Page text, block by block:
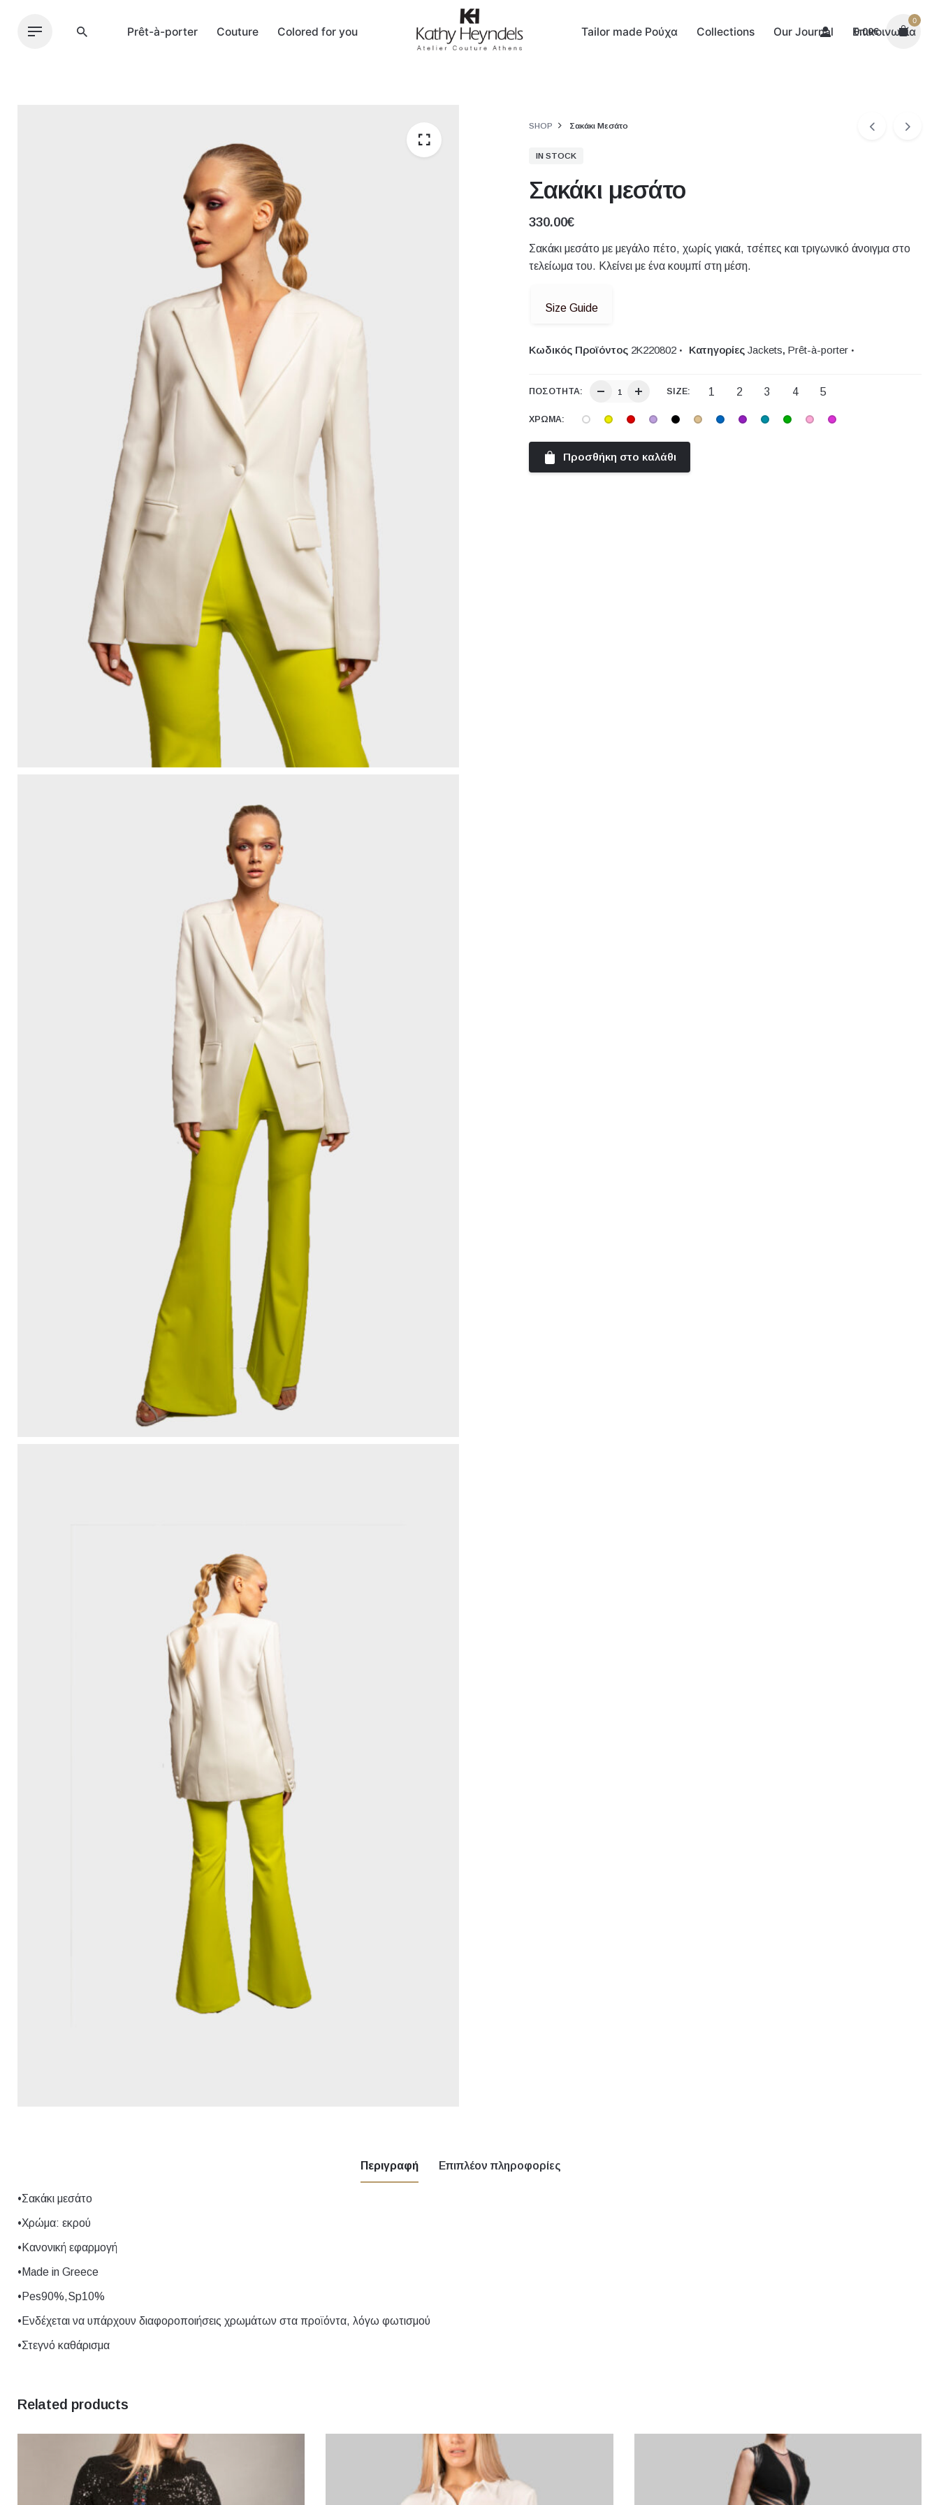
Prêt-à-porter Couture Colored for you Tailor made Ρούχα Collections Our Journal Επικοινωνία
0.00€
0
SHOP Σακάκι Μεσάτο
IN STOCK
Σακάκι μεσάτο
330.00€
Σακάκι μεσάτο με μεγάλο πέτο, χωρίς γιακά, τσέπες και τριγωνικό άνοιγμα στο
τελείωμα του. Κλείνει με ένα κουμπί στη μέση.
Size Guide
Κωδικός Προϊόντος 2Κ220802 Κατηγορίες Jackets, Prêt-à-porter
ΠΟΣΌΤΗΤΑ: SIZE: 1 2 3 4 5
ΧΡΏΜΑ:
Προσθήκη στο καλάθι
Περιγραφή Επιπλέον πληροφορίες
•Σακάκι μεσάτο
•Χρώμα: εκρού
•Κανονική εφαρμογή
•Made in Greece
•Pes90%,Sp10%
•Ενδέχεται να υπάρχουν διαφοροποιήσεις χρωμάτων στα προϊόντα, λόγω φωτισμού
•Στεγνό καθάρισμα
Size
Χρώμα
Related products